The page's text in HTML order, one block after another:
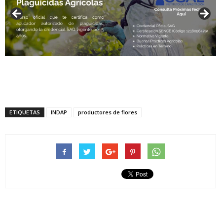
ETIQUETAS INDAP productores de flores